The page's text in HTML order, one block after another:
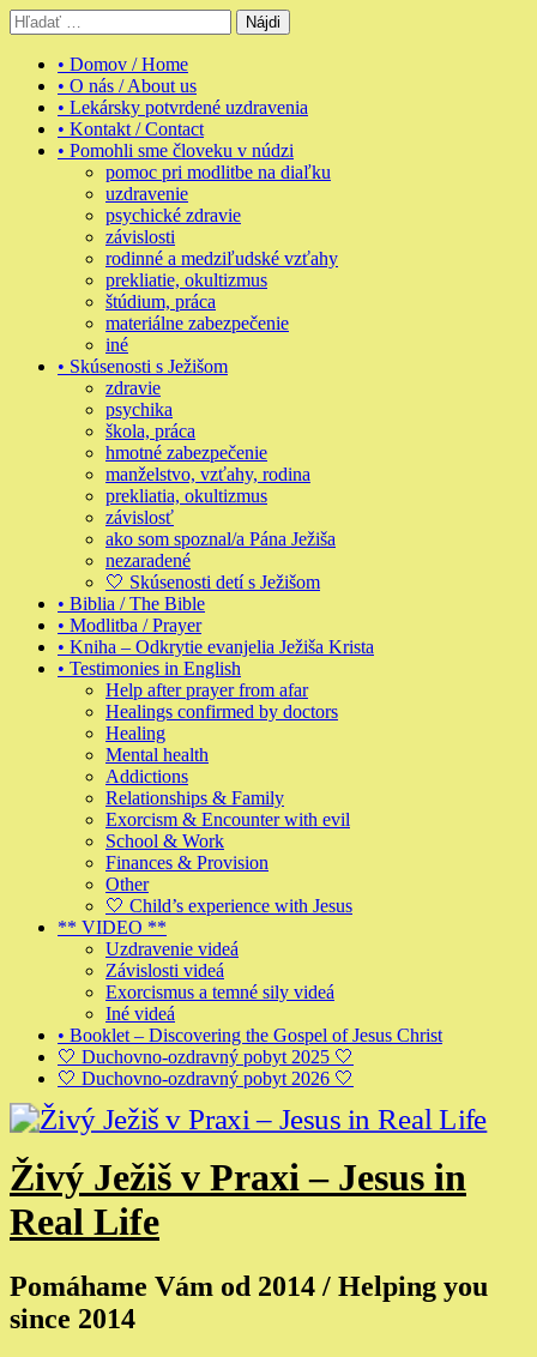
Skip
to
content
Hľadať:
• Domov / Home
• O nás / About us
• Lekársky potvrdené uzdravenia
• Kontakt / Contact
• Pomohli sme človeku v núdzi
pomoc pri modlitbe na diaľku
uzdravenie
psychické zdravie
závislosti
rodinné a medziľudské vzťahy
prekliatie, okultizmus
štúdium, práca
materiálne zabezpečenie
iné
• Skúsenosti s Ježišom
zdravie
psychika
škola, práca
hmotné zabezpečenie
manželstvo, vzťahy, rodina
prekliatia, okultizmus
závislosť
ako som spoznal/a Pána Ježiša
nezaradené
🤍 Skúsenosti detí s Ježišom
• Biblia / The Bible
• Modlitba / Prayer
• Kniha – Odkrytie evanjelia Ježiša Krista
• Testimonies in English
Help after prayer from afar
Healings confirmed by doctors
Healing
Mental health
Addictions
Relationships & Family
Exorcism & Encounter with evil
School & Work
Finances & Provision
Other
🤍 Child’s experience with Jesus
** VIDEO **
Uzdravenie videá
Závislosti videá
Exorcismus a temné sily videá
Iné videá
• Booklet – Discovering the Gospel of Jesus Christ
🤍 Duchovno-ozdravný pobyt 2025 🤍
🤍 Duchovno-ozdravný pobyt 2026 🤍
Živý Ježiš v Praxi – Jesus in
Real Life
Pomáhame Vám od 2014 / Helping you
since 2014